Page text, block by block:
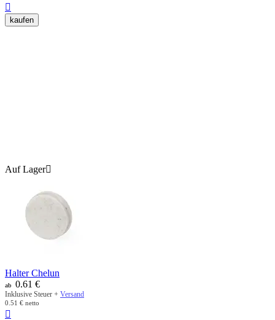

kaufen
Auf Lager
Halter Chelun
ab 0.61 €
Inklusive Steuer + Versand
0.51 € netto
